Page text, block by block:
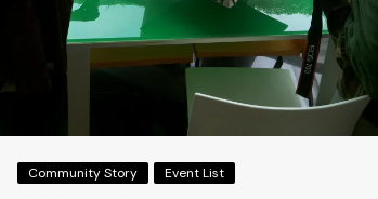
Community Story Event List